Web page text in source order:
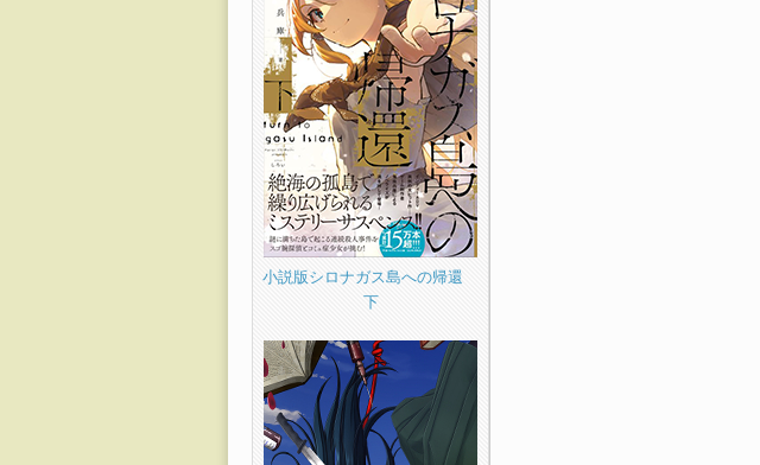
小説版シロナガス島への帰還
下